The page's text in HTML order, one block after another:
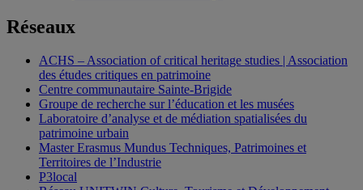
Réseaux
ACHS – Association of critical heritage studies | Association
des études critiques en patrimoine
Centre communautaire Sainte-Brigide
Groupe de recherche sur l’éducation et les musées
Laboratoire d’analyse et de médiation spatialisées du
patrimoine urbain
Master Erasmus Mundus Techniques, Patrimoines et
Territoires de l’Industrie
P3local